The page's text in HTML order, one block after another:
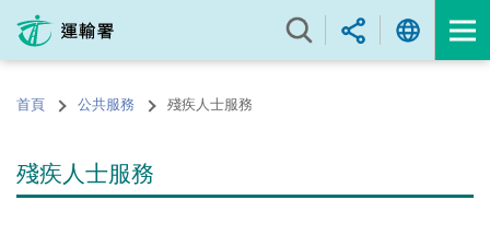
內
的首頁 公共服務 殘疾人士服務
殘疾人士服務